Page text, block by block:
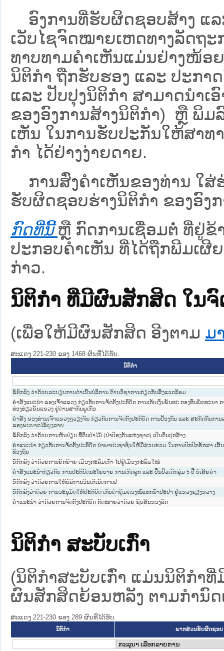
ອົງການທີ່ຮັບຜິດຊອບສ້າງ ແລ
ເວັບ​ໄຊຈົດໝາຍເຫດທາງລັດຖະ
ທາບທາມຄໍາເຫັນແມ່ນຢ່າງໜ້ອ
ນິຕິກໍາ ຖືກຮັບຮອງ ແລະ ປະກາ
ແລະ ປັບປຸງນິຕິກໍາ ສາມາດນຳເ
ຂອງອົງການສ້າງນິຕິກຳ) ຫຼື ພິມ
ເຫັນ ໃນການຮັບປະກັນໃຫ້ສາທ
ກຳ ໄດ້ຢ່າງງ່າຍດາຍ.
ການສົ່ງຄໍາເຫັນຂອງທ່ານ ໃສ່
ຮັບຜິດຊອບຮ່າງນິຕິກຳ ຂອງອົງ
ກົດທີ່ນີ້ ຫຼື ກົດການເຊື່ອມຕໍ່ ທີ່ຢູ່ຂ້
ປະກອບຄຳເຫັນ ທີ່ໄດ້ຖືກພີມເຜີ
ກ່າວ.
ນິຕິກໍາ ທີ່ມີຜົນສັກສິດ ໃນ
(ເພື່ອໃຫ້ມີຜົນສັກສິດ ອີງຕາມ ມ
ສະແດງ 221-230 ຂອງ 1468 ຜົນທີ່ໄດ້ຮັບ.
ນິຕິກໍາ
ຂໍ້ຕົກລົງ ວ່າດ້ວຍລະບຽບການດຳເນີນບໍລິການ ດ້ານວິຊາການກ່ຽວກັບສິ່ງແວດລ້ອມ
ຄຳສັ່ງແນະນຳ ຂອງເຈົ້າແຂວງ ກ່ຽວກັບການຈັດຕັ້ງປະຕິບັດ ການເກັບເງິນພັນທະ ກອງທຶນພັດທະນາ ກ
ທ່ອງທ່ຽວຂັ້ນແຂວງ ຢູ່ດ່ານສາກົນພູເກືອ
ຄໍາສັ່ງ ຂອງທ່ານເຈົ້າແຂວງໆວຽງຈັນ ກ່ຽວກັບການຈັດຕັ້ງປະຕິບັດ ການປ້ອງກັນ ແລະ ສະກັດກັ້ນການ
ຂອງພະຍາດໄຂ້ຍຸງລາຍ
ຂໍ້ຕົກລົງ ວ່າດ້ວຍການຫັນປ່ຽນ ທີ່ດິນປ່າໄມ້ (ປ່າປ້ອງກັນແຫ່ງຊາດ) ເປັນດິນປຸກສ້າງ
ຄຳແນະນຳ ກ່ຽວກັບການຈັດຕັ້ງປະຕິບັດ ນຳພາປະຊາຊົນໃຫ້ມີສ່ວນຮ່ວມ ໃນການປົກປັກຮັກສາ ເສັ້
ທ້ອງຖິ່ນ
ຂໍ້ຕົກລົງ ວ່າດ້ວຍການຍົກຍ້າຍ ເມືອງກະລຶມເກົ່າ ໄປຢູ່ເມືອງກະລຶມໃໝ່
ຄໍາສັ່ງແນະນໍາກ່ຽວກັບ ການປະຕິບັດນະໂຍບາຍ ການເກີດລູກ ແລະ ປິ່ນປົວເດັກລຸ່ມ 5 ປີ ບໍ່ເສັຍຄ່າ
ຂໍ້ຕົກລົງ ວ່າດ້ວຍການໃຫ້ບໍລິການອິນເຕີເນັດກາເຟ
ຂໍ້ຕົກລົງວ່າດ້ວຍ ການອະນຸມັດໃຫ້ປະຕິບັດ ເກັບຄ່າຄຸ້ມຄອງໝໍ້ແທກນ້ຳປະປາ ຢູ່ແຂວງຊຽງຂວາງ
ຄຳແນະນຳ ວ່າດ້ວຍການຈັດຕັ້ງປະຕິບັດ ກົດໝາຍວ່າດ້ວຍ ຊັບສິນຂອງລັດ
ນິຕິກໍາ ສະບັບເກົ່າ
(ນິຕິກໍາສະບັບເກົ່າ ແມ່ນນິຕິກໍາ
ຜົນສັກສິດຍ້ອນຫລັງ ຕາມກໍານົດ
ສະແດງ 221-230 ຂອງ 289 ຜົນທີ່ໄດ້ຮັບ.
ນິຕິກໍາ ພາກສ່ວນຮັບຜິດຊອບ